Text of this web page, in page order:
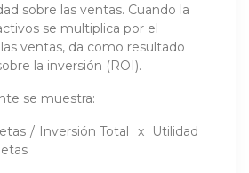
sobre las ventas. Cuando la
se multiplica por el
ventas, da como resultado
la inversión (ROI).
se muestra:
/ Inversión Total x Utilidad